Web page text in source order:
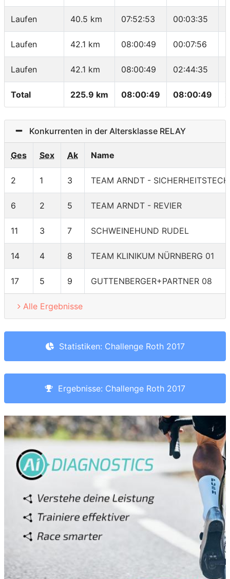
Laufen 40.5 km 07:52:53 00:03:35
Laufen 42.1 km 08:00:49 00:07:56
Laufen 42.1 km 08:00:49 02:44:35
Total 225.9 km 08:00:49 08:00:49
Konkurrenten in der Altersklasse RELAY
Ges Sex Ak Name
2 1 3 TEAM ARNDT -
6 2 5 TEAM ARNDT - REVIER
11 3 7 SCHWEINEHUND RUDEL
14 4 8 TEAM KLINIKUM NÜRNBERG 01
17 5 9 GUTTENBERGER+PARTNER 08
Alle Ergebnisse
Statistiken: Challenge Roth 2017
Ergebnisse: Challenge Roth 2017